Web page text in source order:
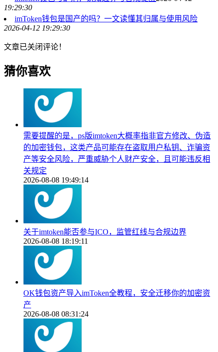
19:29:30
imToken钱包是国产的吗？一文读懂其归属与使用风险
2026-04-12 19:29:30
文章已关闭评论！
猜你喜欢
需要提醒的是，ps版imtoken大概率指非官方修改、伪造
的加密钱包，这类产品可能存在盗取用户私钥、诈骗资
产等安全风险，严重威胁个人财产安全，且可能违反相
关规定
2026-08-08 19:49:14
关于imtoken能否参与ICO，监管红线与合规边界
2026-08-08 18:19:11
OK钱包资产导入imToken全教程，安全迁移你的加密资
产
2026-08-08 08:31:24